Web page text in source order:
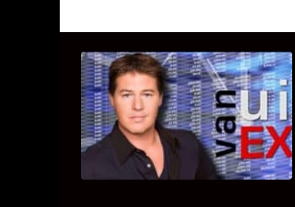
UITSTEL VAN EXECUTIE
Bekijk hier de fragmenten van de
deelname van Bricks and Stones aan
dit programma.